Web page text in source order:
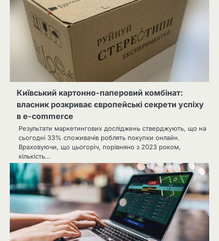
Київський картонно-паперовий комбінат:
власник розкриває європейські секрети успіху
в e-commerce
Результати маркетингових досліджень стверджують, що на
сьогодні 33% споживачів роблять покупки онлайн.
Враховуючи, що цьогоріч, порівняно з 2023 роком,
кількість…